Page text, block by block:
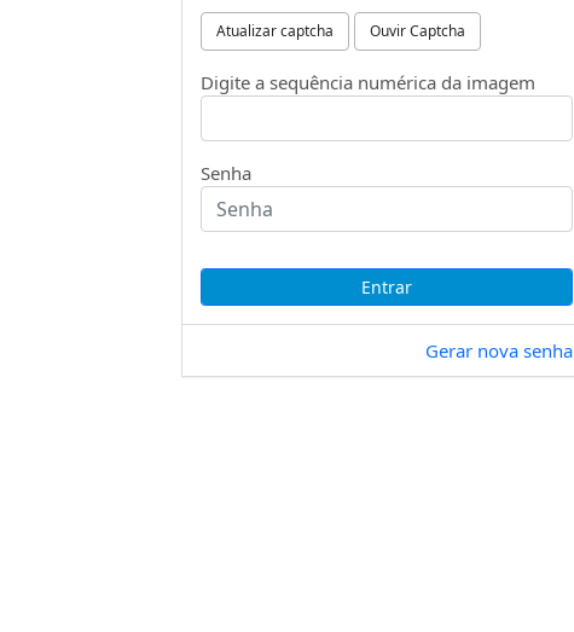
Atualizar captcha Ouvir Captcha
Digite a sequência numérica da imagem
Senha
Gerar nova senha